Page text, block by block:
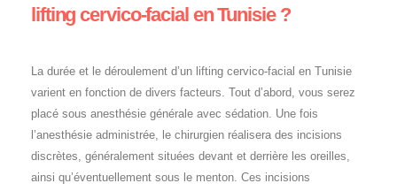
lifting cervico-facial en Tunisie ?
La durée et le déroulement d’un lifting cervico-facial en Tunisie
varient en fonction de divers facteurs. Tout d’abord, vous serez
placé sous anesthésie générale avec sédation. Une fois
l’anesthésie administrée, le chirurgien réalisera des incisions
discrètes, généralement situées devant et derrière les oreilles,
ainsi qu’éventuellement sous le menton. Ces incisions